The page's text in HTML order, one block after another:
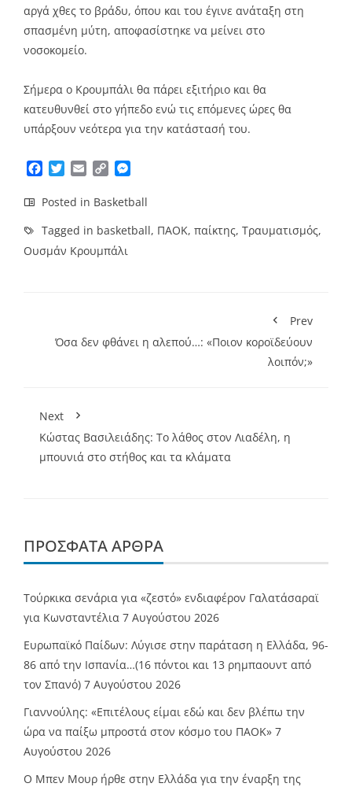
αργά χθες το βράδυ, όπου και του έγινε ανάταξη στη
σπασμένη μύτη, αποφασίστηκε να μείνει στο
νοσοκομείο.
Σήμερα ο Κρουμπάλι θα πάρει εξιτήριο και θα
κατευθυνθεί στο γήπεδο ενώ τις επόμενες ώρες θα
υπάρξουν νεότερα για την κατάστασή του.
Facebook
TwitterEmailCopy
Posted in Basketball
Tagged in basketball, ΠΑΟΚ, παίκτης, Τραυματισμός,
Ουσμάν Κρουμπάλι
Prev
Όσα δεν φθάνει η αλεπού…: «Ποιον κοροϊδεύουν
λοιπόν;»
Next
Κώστας Βασιλειάδης: Το λάθος στον Λιαδέλη, η
μπουνιά στο στήθος και τα κλάματα
ΠΡΌΣΦΑΤΑ ΆΡΘΡΑ
Τούρκικα σενάρια για «ζεστό» ενδιαφέρον Γαλατάσαραϊ
για Κωνσταντέλια 7 Αυγούστου 2026
Ευρωπαϊκό Παίδων: Λύγισε στην παράταση η Ελλάδα, 96-
86 από την Ισπανία…(16 πόντοι και 13 ρημπαουντ από
τον Σπανό) 7 Αυγούστου 2026
Γιαννούλης: «Επιτέλους είμαι εδώ και δεν βλέπω την
ώρα να παίξω μπροστά στον κόσμο του ΠΑΟΚ» 7
Αυγούστου 2026
O Mπεν Μουρ ήρθε στην Ελλάδα για την έναρξη της